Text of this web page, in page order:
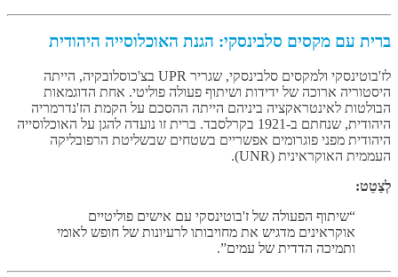
ברית עם מקסים סלבינסקי: הגנת האוכלוסייה היהודית
לז'בוטינסקי ולמקסים סלבינסקי, שגריר UPR בצ'כוסלובקיה, הייתה
היסטוריה ארוכה של ידידות ושיתוף פעולה פוליטי. אחת הדוגמאות
הבולטות לאינטראקציה ביניהם הייתה ההסכם על הקמת הז'נדרמריה
היהודית, שנחתם ב-1921 בקרלסבד. ברית זו נועדה להגן על האוכלוסייה
היהודית מפני פוגרומים אפשריים בשטחים שבשליטת הרפובליקה
העממית האוקראינית (UNR).
לְצַטֵט:
“שיתוף הפעולה של ז'בוטינסקי עם אישים פוליטיים
אוקראינים מדגיש את מחויבותו לרעיונות של חופש לאומי
ותמיכה הדדית של עמים”.